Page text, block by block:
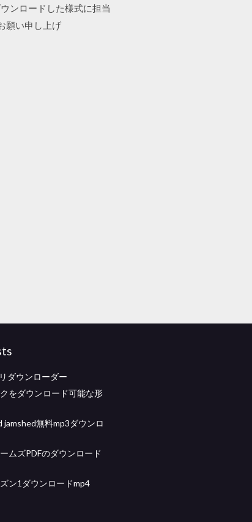
ンロードした様式に担当
願い申し上げ
ダウンローダー
をダウンロード可能な形
jamshed無料mp3ダウンロ
ムズPDFのダウンロード
ン1ダウンロードmp4